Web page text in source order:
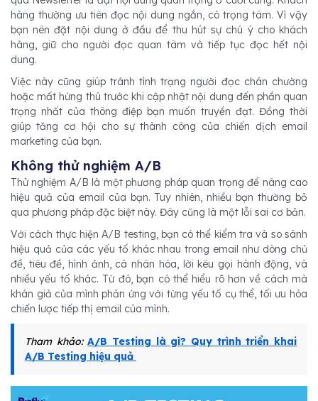
hàng thường ưu tiên đọc nội dung ngắn, có trọng tâm. Vì vậy
bạn nên đặt nội dung ở đầu để thu hút sự chú ý cho khách
hàng, giữ cho người đọc quan tâm và tiếp tục đọc hết nội
dung.
Việc này cũng giúp tránh tình trạng người đọc chán chường
hoặc mất hứng thú trước khi cập nhật nội dung đến phần quan
trọng nhất của thông điệp bạn muốn truyền đạt. Đồng thời
giúp tăng cơ hội cho sự thành công của chiến dịch email
marketing của bạn.
Không thử nghiệm A/B
Thử nghiệm A/B là một phương pháp quan trọng để nâng cao
hiệu quả của email của bạn. Tuy nhiên, nhiều bạn thường bỏ
qua phương pháp đặc biệt này. Đây cũng là một lỗi sai cơ bản.
Với cách thực hiện A/B testing, bạn có thể kiểm tra và so sánh
hiệu quả của các yếu tố khác nhau trong email như dòng chủ
đề, tiêu đề, hình ảnh, cá nhân hóa, lời kêu gọi hành động, và
nhiều yếu tố khác. Từ đó, bạn có thể hiểu rõ hơn về cách mà
khán giả của mình phản ứng với từng yếu tố cụ thể, tối ưu hóa
chiến lược tiếp thị email của mình.
Tham khảo:A/B Testing là gì? Quy trình triển khai
A/B Testing hiệu quả